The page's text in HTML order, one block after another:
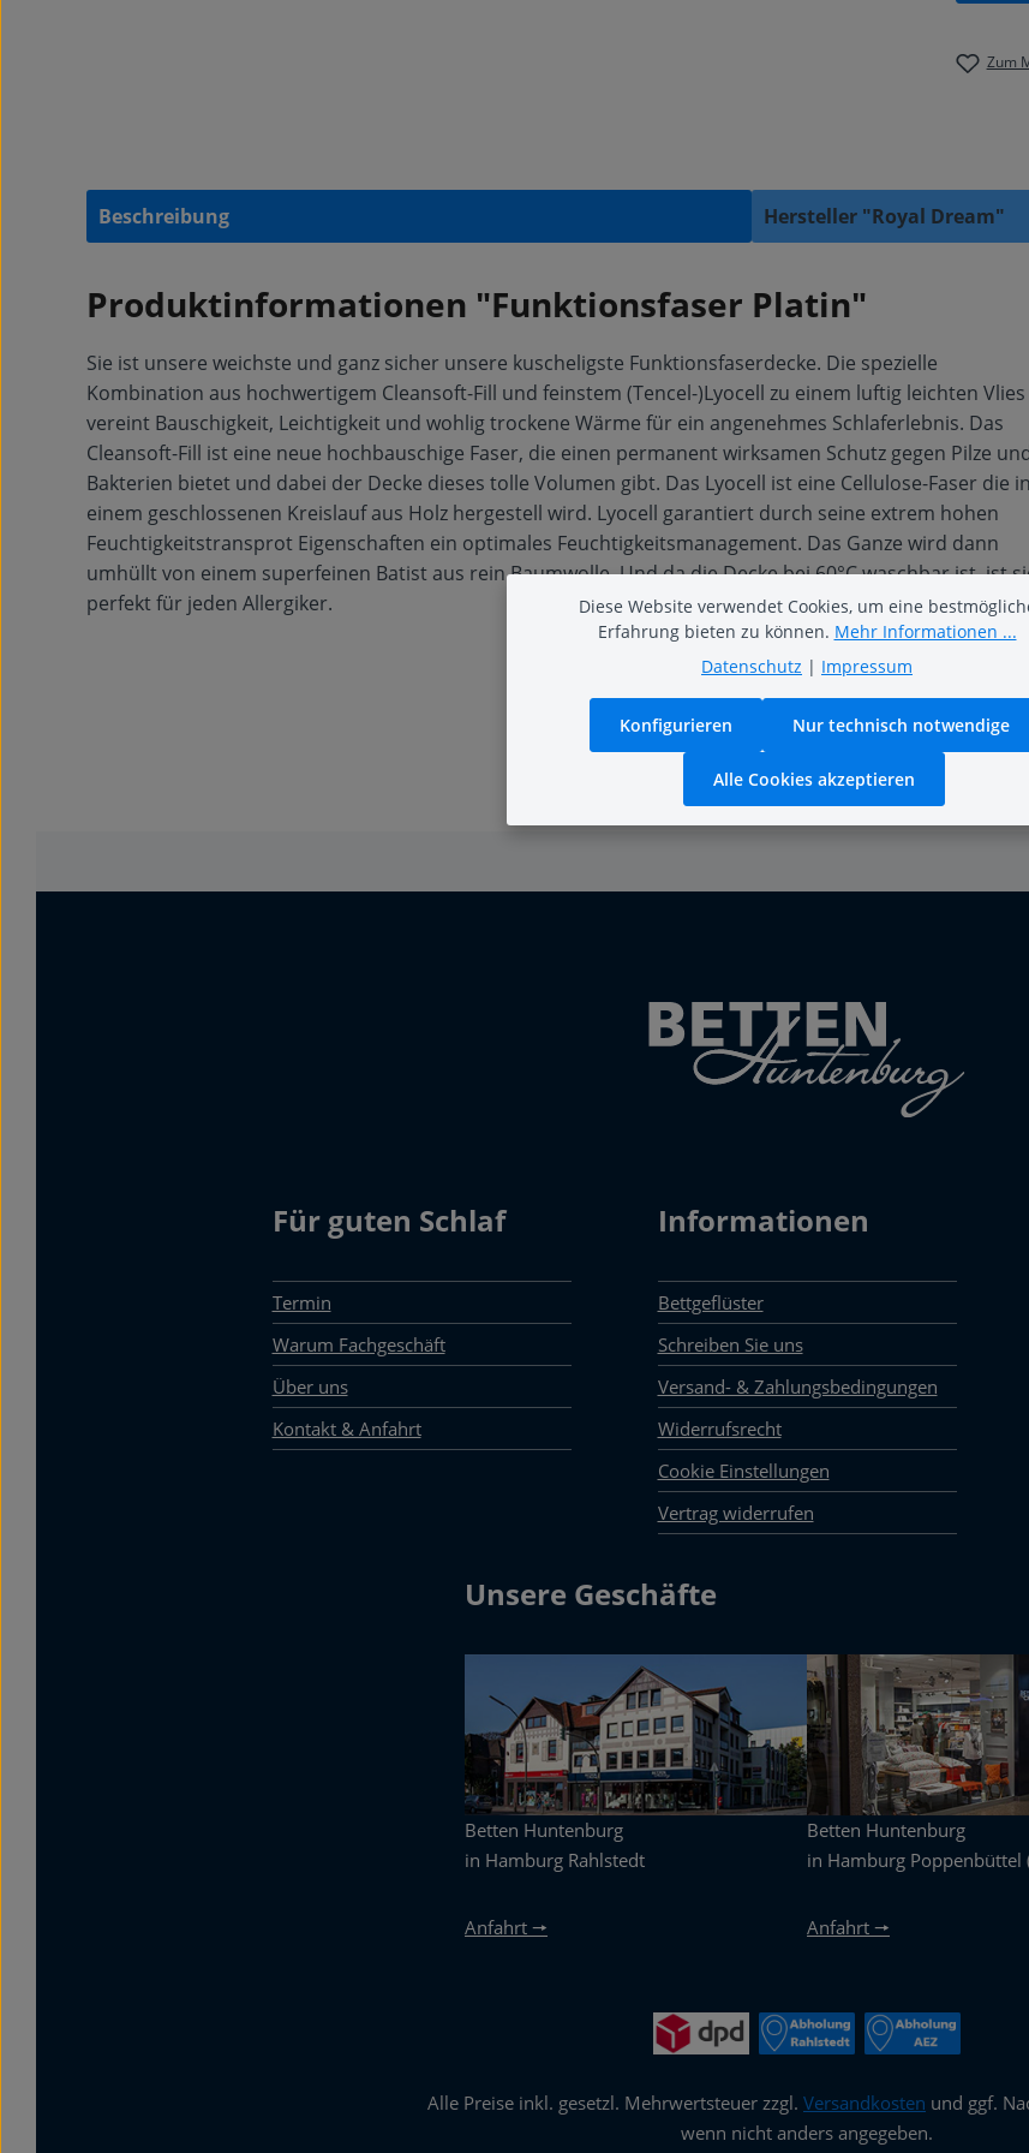
Zum
Beschreibung Hersteller "Royal Dream"
Produktinformationen "Funktionsfaser Platin"
Sie ist unsere weichste und ganz sicher unsere kuscheligste Funktionsfaserdecke. Die spezielle
Kombination aus hochwertigem Cleansoft-Fill und feinstem (Tencel-)Lyocell zu einem luftig leichten Vlies
vereint Bauschigkeit, Leichtigkeit und wohlig trockene Wärme für ein angenehmes Schlaferlebnis. Das
Cleansoft-Fill ist eine neue hochbauschige Faser, die einen permanent wirksamen Schutz gegen Pilze
Bakterien bietet und dabei der Decke dieses tolle Volumen gibt. Das Lyocell ist eine Cellulose-Faser die in
einem geschlossenen Kreislauf aus Holz hergestell wird. Lyocell garantiert durch seine extrem hohen
Feuchtigkeitstransprot Eigenschaften ein optimales Feuchtigkeitsmanagement. Das Ganze wird dann
umhüllt von einem superfeinen Batist aus rein Baumwolle. Und da die Decke bei 60°C waschbar ist, ist
perfekt für jeden Allergiker.
Für guten Schlaf
Termin
Warum Fachgeschäft
Über uns
Kontakt & Anfahrt
Informationen
Bettgeflüster
Schreiben Sie uns
Versand- & Zahlungsbedingungen
Widerrufsrecht
Cookie Einstellungen
Vertrag widerrufen
Unsere Geschäfte
Betten Huntenburg
in Hamburg Rahlstedt
Anfahrt 🠖
Betten Huntenburg
in Hamburg Poppenbüttel
Anfahrt 🠖
Alle Preise inkl. gesetzl. Mehrwertsteuer zzgl. Versandkosten und ggf.
wenn nicht anders angegeben.
Diese Website verwendet Cookies, um eine
Erfahrung bieten zu können. Mehr Informationen ...
Datenschutz | Impressum
Nur technisch notwendige
Konfigurieren
Alle Cookies akzeptieren